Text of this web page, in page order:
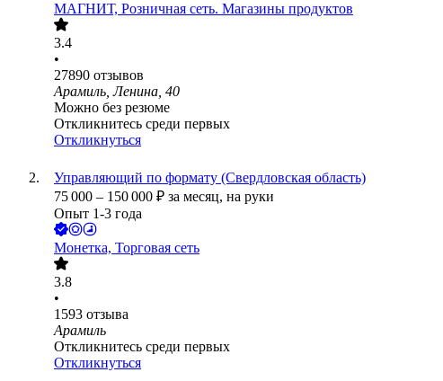
МАГНИТ, Розничная сеть. Магазины продуктов
3.4
•
27890 отзывов
Арамиль, Ленина, 40
Можно без резюме
Откликнитесь среди первых
Откликнуться
Управляющий по формату (Свердловская область)
75 000 – 150 000 ₽ за месяц, на руки
Опыт 1-3 года
Монетка, Торговая сеть
3.8
•
1593 отзыва
Арамиль
Откликнитесь среди первых
Откликнуться